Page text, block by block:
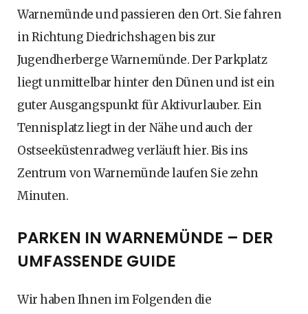
Warnemünde und passieren den Ort. Sie fahren
in Richtung Diedrichshagen bis zur
Jugendherberge Warnemünde. Der Parkplatz
liegt unmittelbar hinter den Dünen und ist ein
guter Ausgangspunkt für Aktivurlauber. Ein
Tennisplatz liegt in der Nähe und auch der
Ostseeküstenradweg verläuft hier. Bis ins
Zentrum von Warnemünde laufen Sie zehn
Minuten.
PARKEN IN WARNEMÜNDE – DER
UMFASSENDE GUIDE
Wir haben Ihnen im Folgenden die